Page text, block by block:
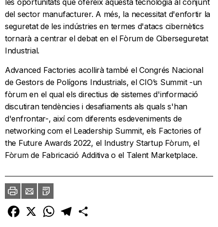
les oportunitats que ofereix aquesta tecnologia al conjunt
del sector manufacturer. A més, la necessitat d'enfortir la
seguretat de les indústries en termes d'atacs cibernètics
tornarà a centrar el debat en el Fòrum de Ciberseguretat
Industrial.
Advanced Factories acollirà també el Congrés Nacional
de Gestors de Polígons Industrials, el CIO’s Summit -un
fòrum en el qual els directius de sistemes d'informació
discutiran tendències i desafiaments als quals s'han
d'enfrontar-, així com diferents esdeveniments de
networking com el Leadership Summit, els Factories of
the Future Awards 2022, el Industry Startup Fòrum, el
Fòrum de Fabricació Additiva o el Talent Marketplace.
ImprimirEnvia
un
amic
PDF
Facebook
X WhatsAppTelegram